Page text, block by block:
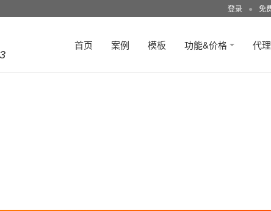
登录 ● 免
首页 案例 模板 功能&价格 代